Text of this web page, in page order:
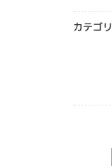
カテゴリ